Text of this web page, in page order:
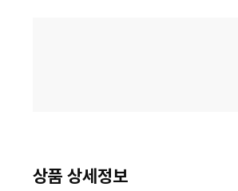
상품 상세정보